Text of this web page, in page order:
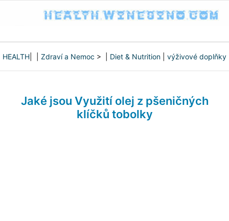
HEALTH Zdraví a Nemoc > | Diet & Nutrition výživové doplňky
Jaké jsou Využití olej z pšeničných
klíčků tobolky